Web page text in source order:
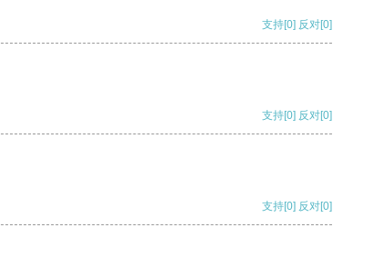
支持[0] 反对[0]
支持[0] 反对[0]
支持[0] 反对[0]